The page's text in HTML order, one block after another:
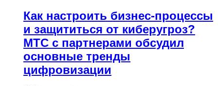
Как настроить бизнес-процессы
и защититься от киберугроз?
МТС с партнерами обсудил
основные тренды
цифровизации